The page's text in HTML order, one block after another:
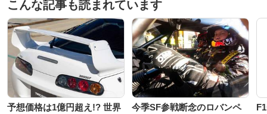
こんな記事も読まれています
予想価格は1億円超え!? 世界
今季SF参戦断念のロバンペ